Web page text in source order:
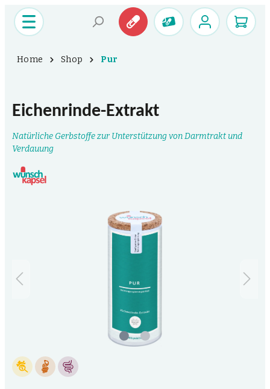
Home Shop Pur
Eichenrinde-Extrakt
Natürliche Gerbstoffe zur Unterstützung von Darmtrakt und
Verdauung